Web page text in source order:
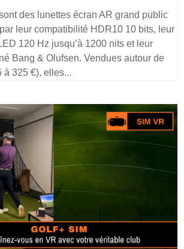
des lunettes écran AR grand public
leur compatibilité HDR10 10 bits, leur
120 Hz jusqu’à 1200 nits et leur
Bang & Olufsen. Vendues autour de
à 325 €), elles...